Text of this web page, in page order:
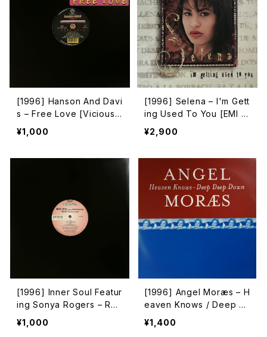
[1996] Hanson And Davi
s – Free Love [Vicious
Muzik Records]
¥1,000
[1996] Selena – I'm Gett
ing Used To You [EMI L
atin]
¥2,900
[1996] Inner Soul Featur
ing Sonya Rogers – Rep
ort To The Floor [Jellyb
ean Recordings]
¥1,000
[1996] Angel Moræs – H
eaven Knows / Deep D
eep Down [FFRR]
¥1,400